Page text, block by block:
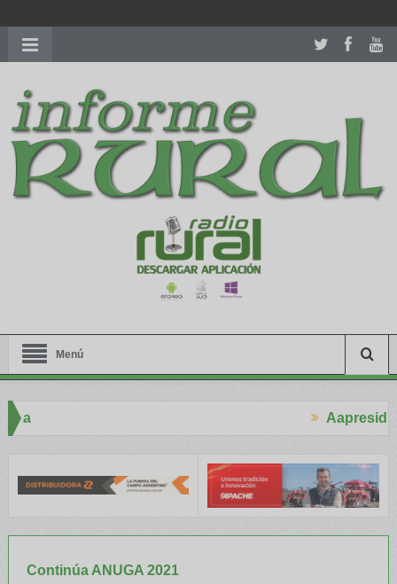
richardmillereplica
women.patekphilippe.tofor sale in usa recognized command with
dining room table ceremony. welcome to our
perfectwatches.is
shop. best youngsexdoll.comwith professional customer
services. 1: 1 design high
https://reallydiamond.com/
Menú
Continúa ANUGA 2021